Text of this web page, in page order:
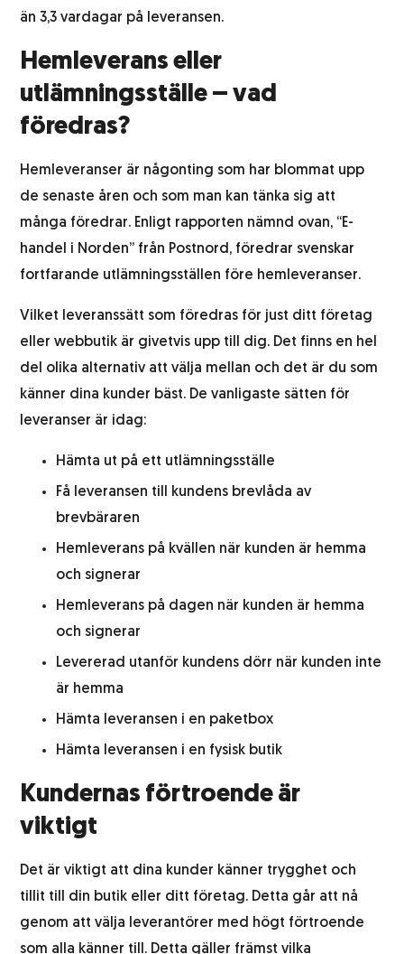
än 3,3 vardagar på leveransen.
Hemleverans eller
utlämningsställe – vad
föredras?
Hemleveranser är någonting som har blommat upp
de senaste åren och som man kan tänka sig att
många föredrar. Enligt rapporten nämnd ovan, “E-
handel i Norden” från Postnord, föredrar svenskar
fortfarande utlämningsställen före hemleveranser.
Vilket leveranssätt som föredras för just ditt företag
eller webbutik är givetvis upp till dig. Det finns en hel
del olika alternativ att välja mellan och det är du som
känner dina kunder bäst. De vanligaste sätten för
leveranser är idag:
Hämta ut på ett utlämningsställe
Få leveransen till kundens brevlåda av
brevbäraren
Hemleverans på kvällen när kunden är hemma
och signerar
Hemleverans på dagen när kunden är hemma
och signerar
Levererad utanför kundens dörr när kunden inte
är hemma
Hämta leveransen i en paketbox
Hämta leveransen i en fysisk butik
Kundernas förtroende är
viktigt
Det är viktigt att dina kunder känner trygghet och
tillit till din butik eller ditt företag. Detta går att nå
genom att välja leverantörer med högt förtroende
som alla känner till. Detta gäller främst vilka